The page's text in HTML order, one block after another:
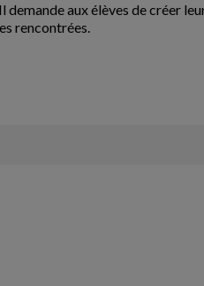
aux élèves de créer
rencontrées.